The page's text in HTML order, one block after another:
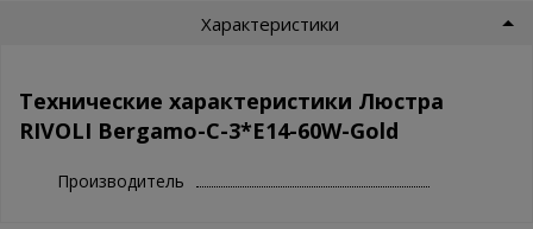
Характеристики
Технические характеристики Люстра
RIVOLI Bergamo-C-3*E14-60W-Gold
Производитель